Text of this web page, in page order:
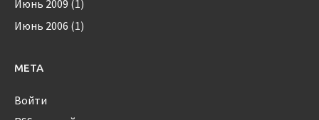
Июнь 2009 (1)
Июнь 2006 (1)
МЕТА
Войти